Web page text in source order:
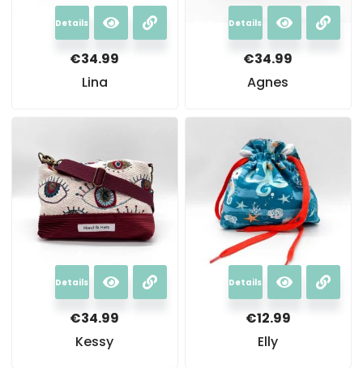
Details
€34.99
Lina
Details
€34.99
Agnes
Details
€34.99
Kessy
Details
€12.99
Elly